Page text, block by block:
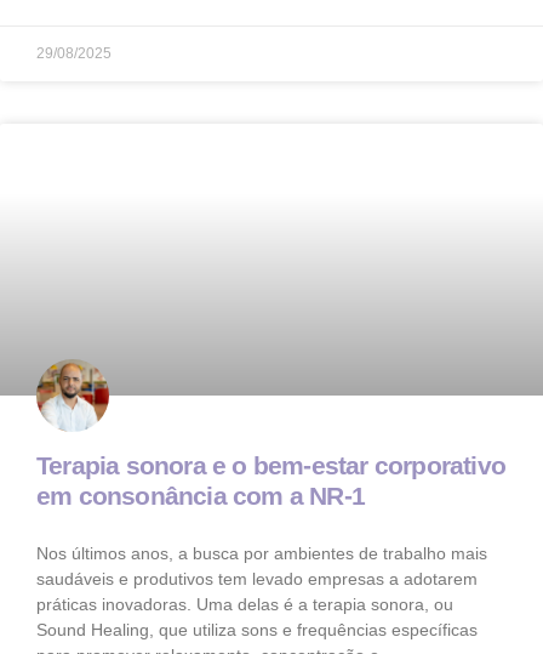
29/08/2025
Terapia sonora e o bem-estar corporativo
em consonância com a NR-1
Nos últimos anos, a busca por ambientes de trabalho mais
saudáveis e produtivos tem levado empresas a adotarem
práticas inovadoras. Uma delas é a terapia sonora, ou
Sound Healing, que utiliza sons e frequências específicas